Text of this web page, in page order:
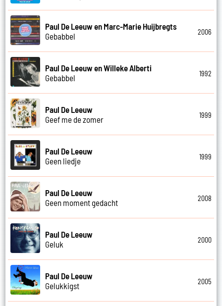
Paul De Leeuw en Marc-Marie Huijbregts
Gebabbel
2006
Paul De Leeuw en Willeke Alberti
Gebabbel
1992
Paul De Leeuw
Geef me de zomer
1999
Paul De Leeuw
Geen liedje
1999
Paul De Leeuw
Geen moment gedacht
2008
Paul De Leeuw
Geluk
2000
Paul De Leeuw
Gelukkigst
2005